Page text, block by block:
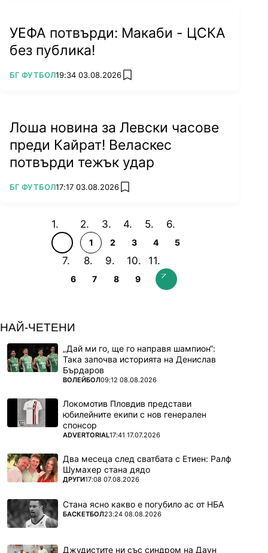
УЕФА потвърди: Макаби - ЦСКА
без публика!
ПОВЕЧЕ ОТ
БГ ФУТБОЛ19:34 03.08.2026 add favorites
Лоша новина за Левски часове
преди Кайрат! Веласкес
потвърди тежък удар
ПОВЕЧЕ ОТ
БГ ФУТБОЛ17:17 03.08.2026 add favorites
1 2 3 4 5
6 7 8 9
НАЙ-ЧЕТЕНИ
„Дай ми го, ще го направя шампион“:
Така започва историята на Денислав
Бърдаров
ПОВЕЧЕ ОТ
ВОЛЕЙБОЛ09:12 08.08.2026
Локомотив Пловдив представи
юбилейните екипи с нов генерален
спонсор
ПОВЕЧЕ ОТ
ADVERTORIAL17:41 17.07.2026
Два месеца след сватбата с Етиен: Ралф
Шумахер стана дядо
ПОВЕЧЕ ОТ
ДРУГИ17:08 07.08.2026
Стана ясно какво е погубило ас от НБА
ПОВЕЧЕ ОТ
БАСКЕТБОЛ23:24 08.08.2026
Джудистите ни със синдром на Даун